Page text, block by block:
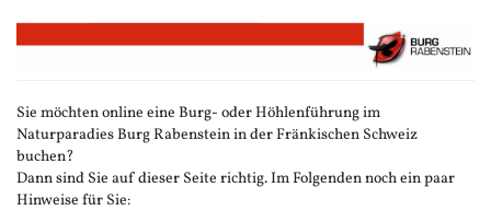
Zum
Haupt-
Sie möchten online eine Burg- oder Höhlenführung im
Naturparadies Burg Rabenstein in der Fränkischen Schweiz
buchen?
Dann sind Sie auf dieser Seite richtig. Im Folgenden noch ein paar
Hinweise für Sie: